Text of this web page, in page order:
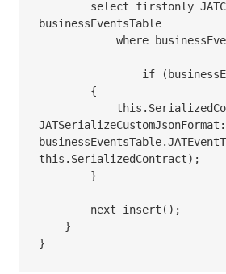
businessEventsTable
this.SerializedContract);
}